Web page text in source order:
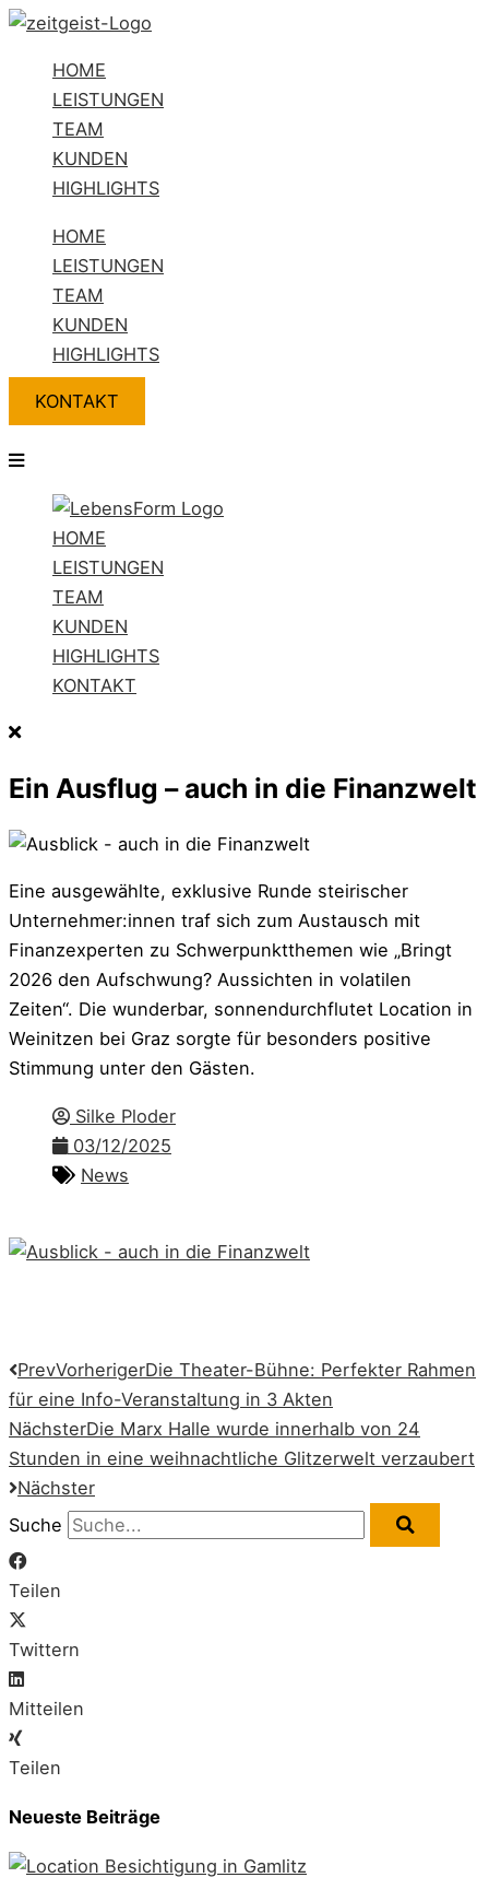
Zum
springen
HOME
LEISTUNGEN
TEAM
KUNDEN
HIGHLIGHTS
HOME
LEISTUNGEN
TEAM
KUNDEN
HIGHLIGHTS
KONTAKT
Flyout
HOME
LEISTUNGEN
TEAM
KUNDEN
HIGHLIGHTS
KONTAKT
Ein Ausflug – auch in die Finanzwelt
Eine ausgewählte, exklusive Runde steirischer
Unternehmer:innen traf sich zum Austausch mit
Finanzexperten zu Schwerpunktthemen wie „Bringt
2026 den Aufschwung? Aussichten in volatilen
Zeiten“. Die wunderbar, sonnendurchflutet Location in
Weinitzen bei Graz sorgte für besonders positive
Stimmung unter den Gästen.
Silke Ploder
03/12/2025
News
PrevVorherigerDie Theater-Bühne: Perfekter Rahmen
für eine Info-Veranstaltung in 3 Akten
NächsterDie Marx Halle wurde innerhalb von 24
Stunden in eine weihnachtliche Glitzerwelt verzaubert
Nächster
Suche
Teilen
Twittern
Mitteilen
Teilen
Neueste Beiträge